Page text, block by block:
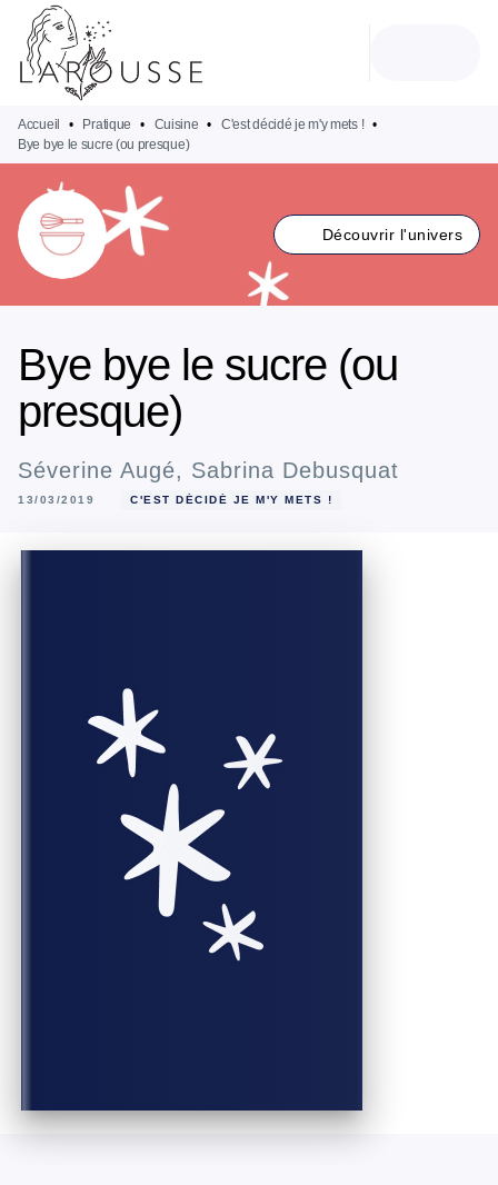
MENU
PIED DE PAGE
Accueil • Pratique • Cuisine • C'est décidé je m'y mets ! •
Bye bye le sucre (ou presque)
Découvrir l'univers
Bye bye le sucre (ou
presque)
Séverine Augé, Sabrina Debusquat
13/03/2019 C'EST DÉCIDÉ JE M'Y METS !